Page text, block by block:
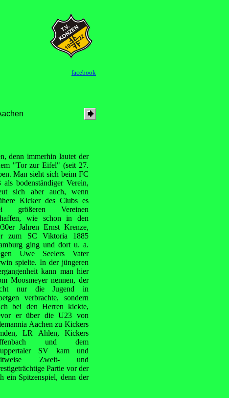
facebook
denn immerhin lautet der
"Tor zur Eifel" (seit 27.
Man sieht sich beim FC
als bodenständiger Verein,
sich aber auch, wenn
Kicker des Clubs es
größeren Vereinen
wie schon in den
Jahren Ernst Krenze,
zum SC Viktoria 1885
ging und dort u. a.
Uwe Seelers Vater
spielte. In der jüngeren
kann man hier
Moosmeyer nennen, der
nur die Jugend in
verbrachte, sondern
bei den Herren kickte,
er über die U23 von
Aachen zu Kickers
LR Ahlen, Kickers
und dem
SV kam und
Zweit- und
Partie vor der
ein Spitzenspiel, denn der